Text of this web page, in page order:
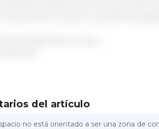
de animales vivos, en la que el 87 %
de acuerdo en que no se exportara
DEFRA/ Reino Unido.
del artículo
no está orientado a ser una zona de